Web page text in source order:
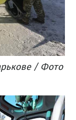
/ Фото